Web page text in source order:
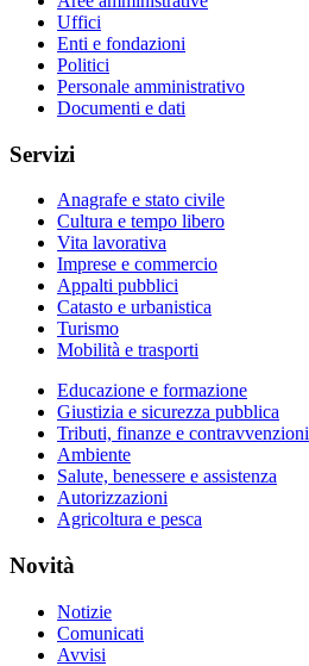
Uffici
Enti e fondazioni
Politici
Personale amministrativo
Documenti e dati
Servizi
Anagrafe e stato civile
Cultura e tempo libero
Vita lavorativa
Imprese e commercio
Appalti pubblici
Catasto e urbanistica
Turismo
Mobilità e trasporti
Educazione e formazione
Giustizia e sicurezza pubblica
Tributi, finanze e contravvenzioni
Ambiente
Salute, benessere e assistenza
Autorizzazioni
Agricoltura e pesca
Novità
Notizie
Comunicati
Avvisi